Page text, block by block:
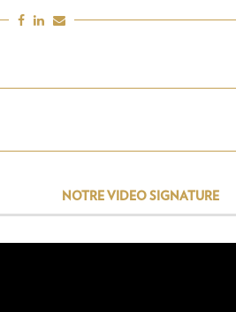
NOTRE VIDEO SIGNATURE